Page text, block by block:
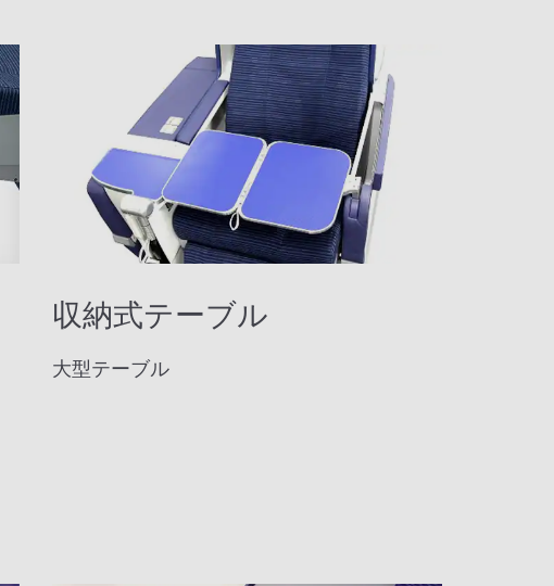
収納式テーブル
大型テーブル